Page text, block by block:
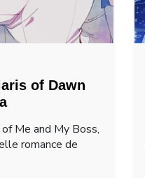
of Dawn
Me and My Boss,
romance de